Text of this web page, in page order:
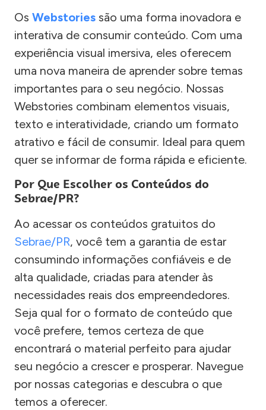
Os Webstories são uma forma inovadora e
interativa de consumir conteúdo. Com uma
experiência visual imersiva, eles oferecem
uma nova maneira de aprender sobre temas
importantes para o seu negócio. Nossas
Webstories combinam elementos visuais,
texto e interatividade, criando um formato
atrativo e fácil de consumir. Ideal para quem
quer se informar de forma rápida e eficiente.
Por Que Escolher os Conteúdos do
Sebrae/PR?
Ao acessar os conteúdos gratuitos do
Sebrae/PR, você tem a garantia de estar
consumindo informações confiáveis e de
alta qualidade, criadas para atender às
necessidades reais dos empreendedores.
Seja qual for o formato de conteúdo que
você prefere, temos certeza de que
encontrará o material perfeito para ajudar
seu negócio a crescer e prosperar. Navegue
por nossas categorias e descubra o que
temos a oferecer.